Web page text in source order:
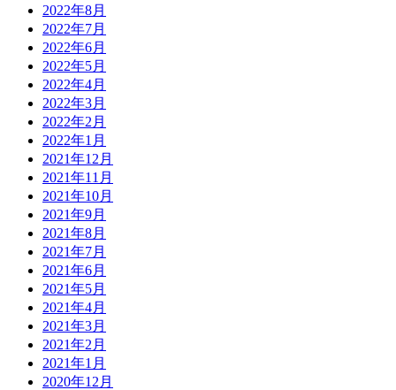
2022年8月
2022年7月
2022年6月
2022年5月
2022年4月
2022年3月
2022年2月
2022年1月
2021年12月
2021年11月
2021年10月
2021年9月
2021年8月
2021年7月
2021年6月
2021年5月
2021年4月
2021年3月
2021年2月
2021年1月
2020年12月